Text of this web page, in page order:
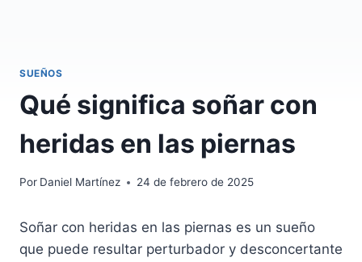
SUEÑOS
Qué significa soñar con
heridas en las piernas
Por Daniel Martínez 24 de febrero de 2025
Soñar con heridas en las piernas es un sueño
que puede resultar perturbador y desconcertante